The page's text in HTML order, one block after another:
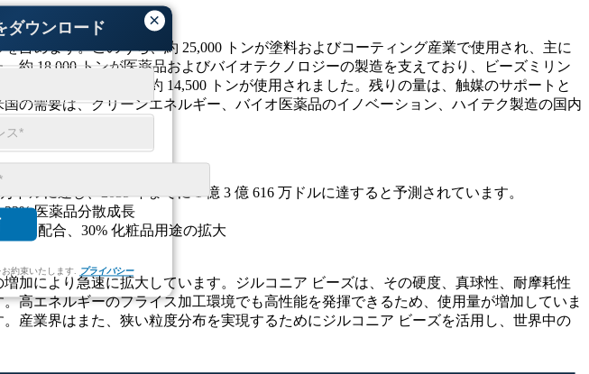
×
ダウンロード
約束いたします. プライバシー
占めます。このうち、約 25,000 トンが塗料およびコーティング産業で使用され、主に
約 18,000 トンが医薬品およびバイオテクノロジーの製造を支えており、ビーズミリン
電池材料の生産に約 14,500 トンが使用されました。残りの量は、触媒のサポートと
の需要は、クリーンエネルギー、バイオ医薬品のイノベーション、ハイテク製造の国内
ドルに達し、2035 年までに 1 億 3 億 616 万ドルに達すると予測されています。
医薬品分散成長
能な配合、30% 化粧品用途の拡大
加により急速に拡大しています。ジルコニア ビーズは、その硬度、真球性、耐摩耗性
高エネルギーのフライス加工環境でも高性能を発揮できるため、使用量が増加していま
産業界はまた、狭い粒度分布を実現するためにジルコニア ビーズを活用し、世界中の